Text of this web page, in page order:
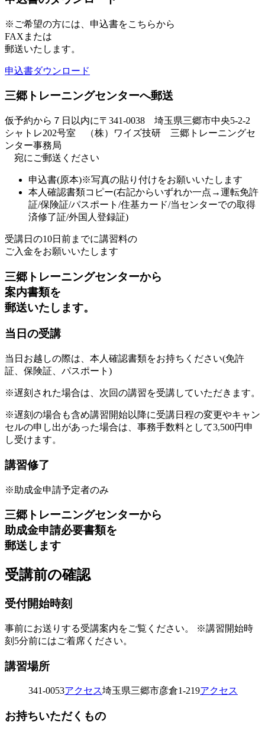
※ご希望の方には、申込書をこちらから
FAXまたは
郵送いたします。
申込書ダウンロード
三郷トレーニングセンターへ郵送
仮予約から７日以内に〒341-0038 埼玉県三郷市中央5-2-2
シャトレ202号室 （株）ワイズ技研 三郷トレーニングセ
ンター事務局
宛にご郵送ください
申込書(原本)※写真の貼り付けをお願いいたします
本人確認書類コピー(右記からいずれか一点→運転免許
証/保険証/パスポート/住基カード/当センターでの取得
済修了証/外国人登録証)
受講日の10日前までに講習料の
ご入金をお願いいたします
三郷トレーニングセンターから
案内書類を
郵送いたします。
当日の受講
当日お越しの際は、本人確認書類をお持ちください(免許
証、保険証、パスポート)
※遅刻された場合は、次回の講習を受講していただきます。
※遅刻の場合も含め講習開始以降に受講日程の変更やキャン
セルの申し出があった場合は、事務手数料として3,500円申
し受けます。
講習修了
※助成金申請予定者のみ
三郷トレーニングセンターから
助成金申請必要書類を
郵送します
受講前の確認
受付開始時刻
事前にお送りする受講案内をご覧ください。
※講習開始時
刻5分前にはご着席ください。
講習場所
341-0053アクセス埼玉県三郷市彦倉1-219アクセス
お持ちいただくもの